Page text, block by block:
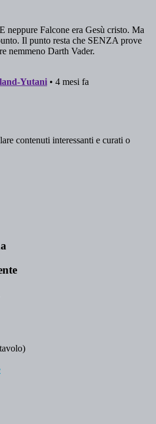
contenuti interessanti e curati o